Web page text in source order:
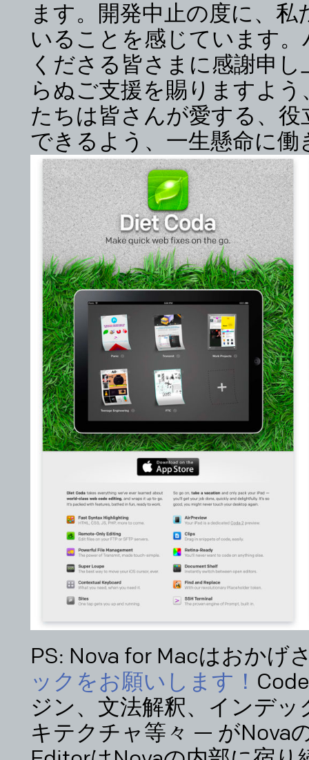
ます。開発中止の度に、
いることを感じています
くださる皆さまに感謝申
らぬご支援を賜りますよ
たちは皆さんが愛する、
できるよう、一生懸命に働
PS: Nova for Macはおかげ
ックをお願いします！
ジン、文法解釈、インデ
キテクチャ等々 — がNova